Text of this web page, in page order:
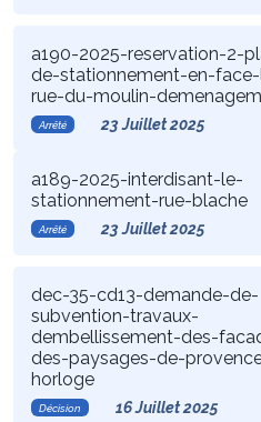
a190-2025-reservation-2-
de-stationnement-en-
rue-du-moulin-
Arrêté 23 Juillet 2025
a189-2025-interdisant-le-
stationnement-rue-blache
Arrêté 23 Juillet 2025
dec-35-cd13-demande-de-
subvention-travaux-
dembellissement-des-
des-paysages-de-
horloge
Décision 16 Juillet 2025